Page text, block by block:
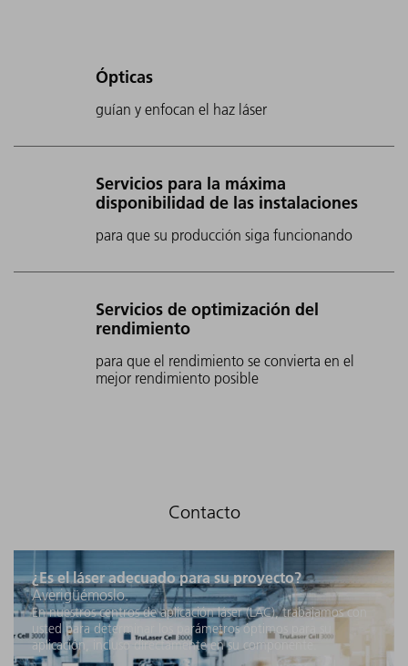
Ópticas
guían y enfocan el haz láser
Servicios para la máxima
disponibilidad de las instalaciones
para que su producción siga funcionando
Servicios de optimización del
rendimiento
para que el rendimiento se convierta en el
mejor rendimiento posible
¿Es el láser adecuado para su proyecto?
Averigüémoslo.
En nuestros centros de aplicación láser (LAC), trabajamos con
usted para determinar los parámetros óptimos para su
aplicación, incluso directamente en su componente.